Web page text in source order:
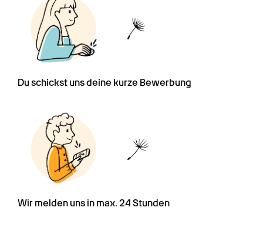
Du schickst uns deine kurze Bewerbung
Wir melden uns in max. 24 Stunden